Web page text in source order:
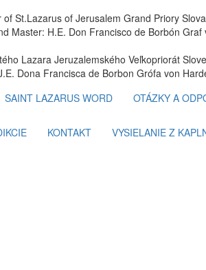
St.Lazarus of Jerusalem Grand Priory
Master: H.E. Don Francisco de Borbón Graf
Lazara Jeruzalemského Veľkopriorát
Dona Francisca de Borbon Grófa von
SAINT LAZARUS WORD OTÁZKY A
KONTAKT VYSIELANIE Z